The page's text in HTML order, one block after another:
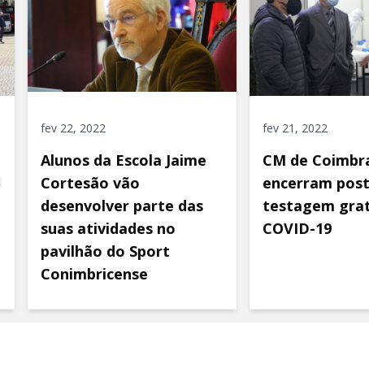
fev 22, 2022
Alunos da Escola Jaime
Cortesão vão
desenvolver parte das
suas atividades no
pavilhão do Sport
Conimbricense
fev 21, 2022
CM de
encerram
testagem
COVID-19